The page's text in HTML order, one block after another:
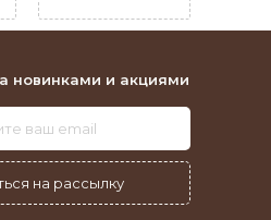
новинками и акциями